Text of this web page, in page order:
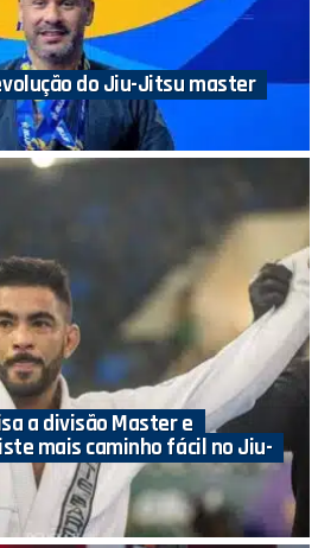
do Jiu-Jitsu master
a divisão Master e
mais caminho fácil no Jiu-